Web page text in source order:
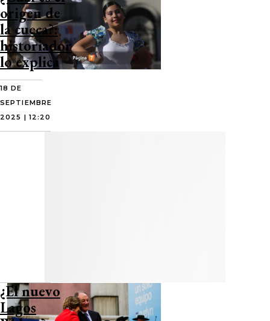
origen de
la cueca?:
historiador
lo explica
18 DE
SEPTIEMBRE
2025 | 12:20
¿El nuevo
Lagos